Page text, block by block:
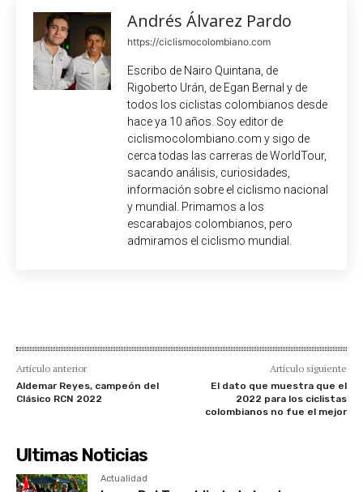
Andrés Álvarez Pardo
https://ciclismocolombiano.com
Escribo de Nairo Quintana, de
Rigoberto Urán, de Egan Bernal y de
todos los ciclistas colombianos desde
hace ya 10 años. Soy editor de
ciclismocolombiano.com y sigo de
cerca todas las carreras de WorldTour,
sacando análisis, curiosidades,
información sobre el ciclismo nacional
y mundial. Primamos a los
escarabajos colombianos, pero
admiramos el ciclismo mundial.
Artículo anterior
Aldemar Reyes, campeón del
Clásico RCN 2022
Artículo siguiente
El dato que muestra que el
2022 para los ciclistas
colombianos no fue el mejor
Ultimas Noticias
Actualidad